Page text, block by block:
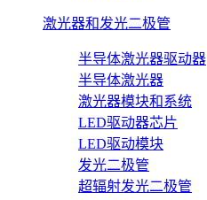
激光器和发光二极管
半导体激光器驱动器
半导体激光器
激光器模块和系统
LED驱动器芯片
LED驱动模块
发光二极管
超辐射发光二极管